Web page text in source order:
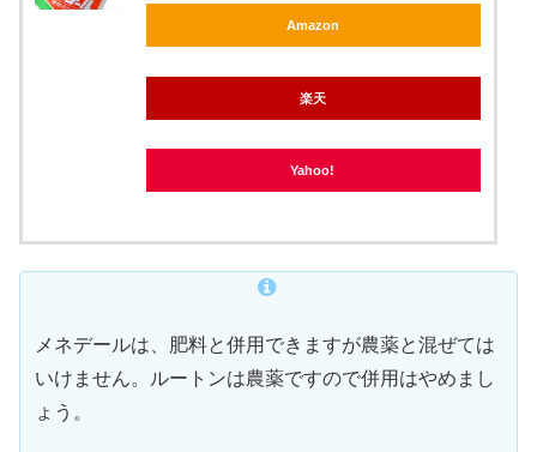
Amazon
楽天
Yahoo!
メネデールは、肥料と併用できますが農薬と混ぜては
いけません。ルートンは農薬ですので併用はやめまし
ょう。